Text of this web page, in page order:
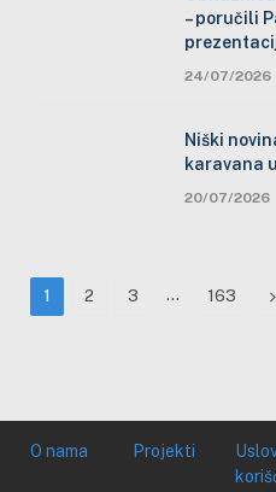
– poručili
24/07/2026
Niški
karavana
20/07/2026
1 2 3 … 163
O nama Projekti